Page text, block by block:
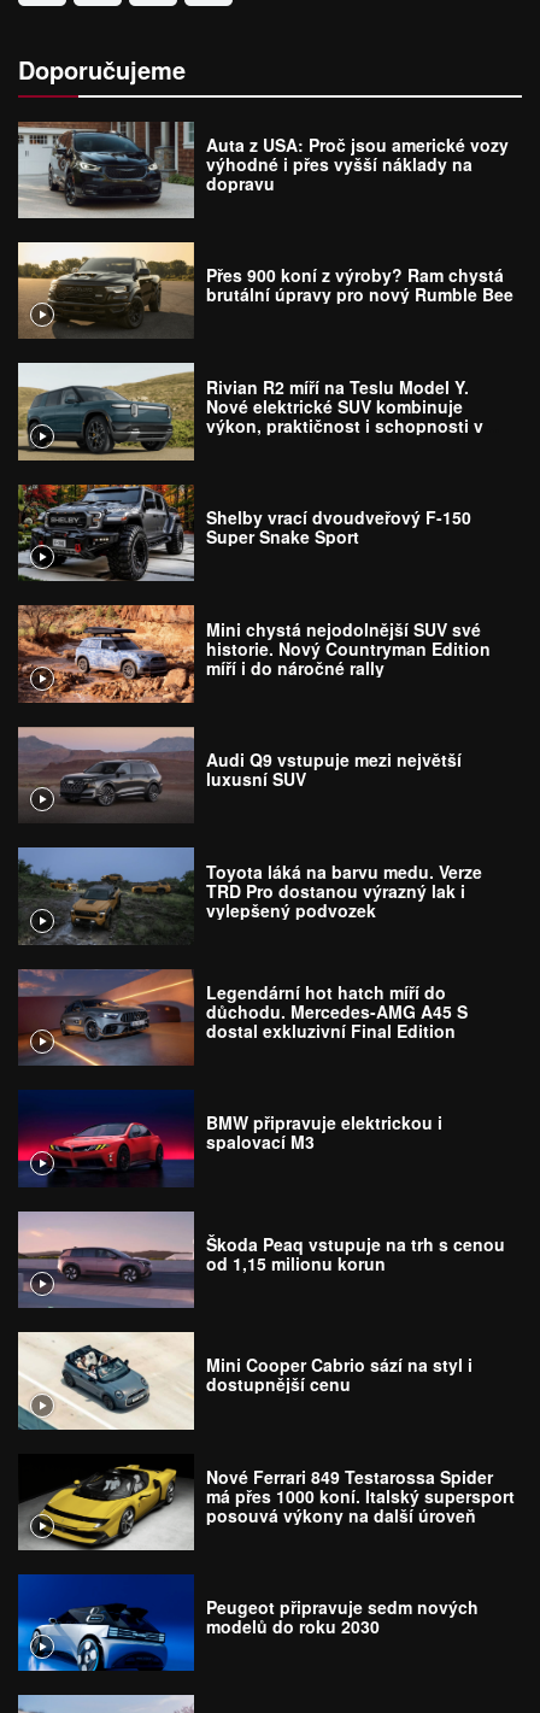
Doporučujeme
Auta z USA: Proč jsou americké vozy
výhodné i přes vyšší náklady na
dopravu
Přes 900 koní z výroby? Ram chystá
brutální úpravy pro nový Rumble Bee
Rivian R2 míří na Teslu Model Y.
Nové elektrické SUV kombinuje
výkon, praktičnost i schopnosti v
Shelby vrací dvoudveřový F-150
Super Snake Sport
Mini chystá nejodolnější SUV své
historie. Nový Countryman Edition
míří i do náročné rally
Audi Q9 vstupuje mezi největší
luxusní SUV
Toyota láká na barvu medu. Verze
TRD Pro dostanou výrazný lak i
vylepšený podvozek
Legendární hot hatch míří do
důchodu. Mercedes-AMG A45 S
dostal exkluzivní Final Edition
BMW připravuje elektrickou i
spalovací M3
Škoda Peaq vstupuje na trh s cenou
od 1,15 milionu korun
Mini Cooper Cabrio sází na styl i
dostupnější cenu
Nové Ferrari 849 Testarossa Spider
má přes 1000 koní. Italský supersport
posouvá výkony na další úroveň
Peugeot připravuje sedm nových
modelů do roku 2030